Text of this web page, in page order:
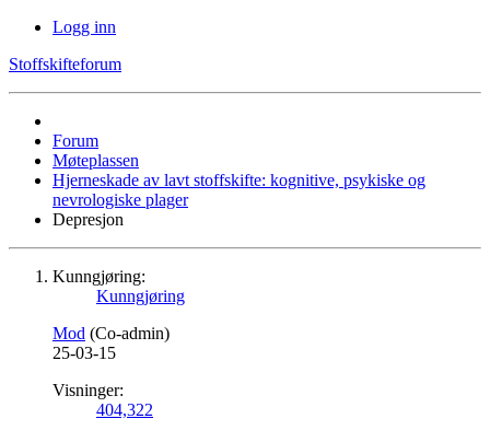
Logg inn
Stoffskifteforum
Forum
Møteplassen
Hjerneskade av lavt stoffskifte: kognitive, psykiske og
nevrologiske plager
Depresjon
Kunngjøring:
Kunngjøring
Mod (Co-admin)
25-03-15
Visninger:
404,322